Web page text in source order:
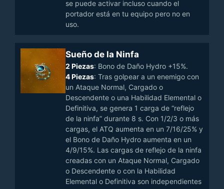
se puede activar incluso cuando el
portador está en tu equipo pero no en
uso.
Sueño de la Ninfa
2 Piezas: Bono de Daño Hydro +15%.
4 Piezas: Tras golpear a un enemigo con
un Ataque Normal, Cargado o
Descendente o una Habilidad Elemental o
Definitiva, se genera 1 carga de “reflejo
de la ninfa” durante 8 s. Con 1/2/3 o más
cargas, el ATQ aumenta en un 7/16/25% y
el Bono de Daño Hydro aumenta en un
4/9/15%. Las cargas de reflejo de la ninfa
creadas con un Ataque Normal, Cargado
o Descendente o con la Habilidad
Elemental o Definitiva son independientes